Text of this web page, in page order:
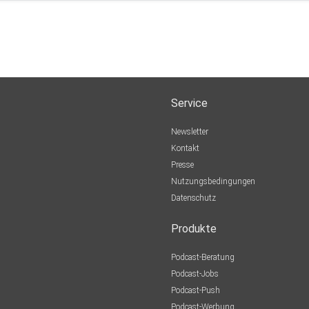
Service
Newsletter
Kontakt
Presse
Nutzungsbedingungen
Datenschutz
Produkte
Podcast-Beratung
Podcast-Jobs
Podcast-Push
Podcast-Werbung